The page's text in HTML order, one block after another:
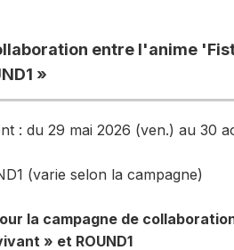
entre l'anime
»
: du 29 mai 2026 (ven.) au 30
(varie selon la campagne)
la campagne de
» et ROUND1